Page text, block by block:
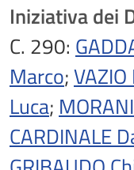
Iniziativa dei
C. 290:
Marco;
Luca;
CARDINALE